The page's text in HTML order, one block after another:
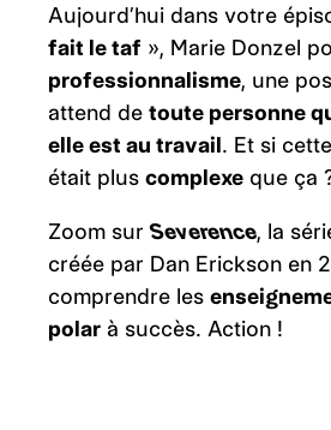
Aujourd’hui dans votre
fait le taf », Marie Donzel
professionnalisme, une
attend de toute personne
elle est au travail. Et si
était plus complexe que ça
Zoom surSeverence, la
créée par Dan Erickson en
comprendre les
polar à succès. Action !